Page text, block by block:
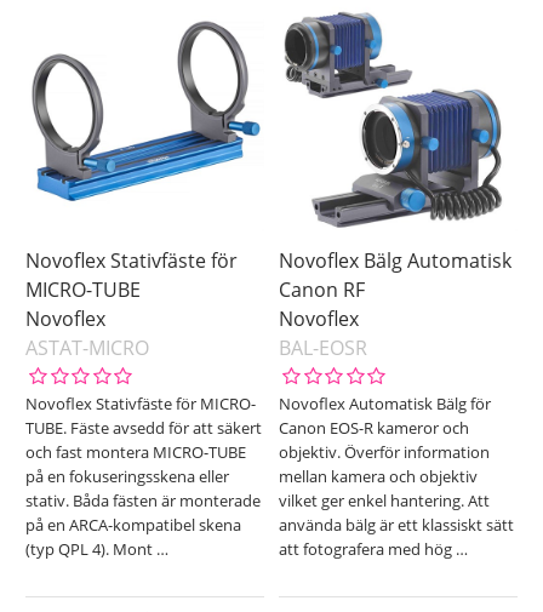
Pris
Novoflex Stativfäste för
MICRO-TUBE
Novoflex
ASTAT-MICRO
Novoflex Stativfäste för MICRO-
TUBE. Fäste avsedd för att säkert
och fast montera MICRO-TUBE
på en fokuseringsskena eller
stativ. Båda fästen är monterade
på en ARCA-kompatibel skena
(typ QPL 4). Mont …
Novoflex Bälg Automatisk
Canon RF
Novoflex
BAL-EOSR
Novoflex Automatisk Bälg för
Canon EOS-R kameror och
objektiv. Överför information
mellan kamera och objektiv
vilket ger enkel hantering. Att
använda bälg är ett klassiskt sätt
att fotografera med hög …